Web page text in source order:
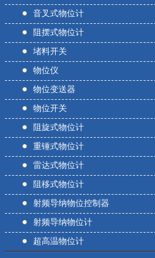
音叉式物位计
阻摆式物位计
堵料开关
物位仪
物位变送器
物位开关
阻旋式物位计
重锤式物位计
雷达式物位计
阻移式物位计
射频导纳物位控制器
射频导纳物位计
超高温物位计